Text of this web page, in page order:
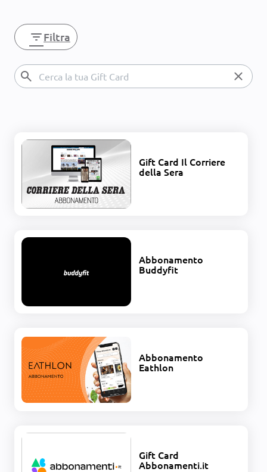
filter_listFiltra
search close
Gift Card Il Corriere
della Sera
Abbonamento
Buddyfit
Abbonamento
Eathlon
Gift Card
Abbonamenti.it